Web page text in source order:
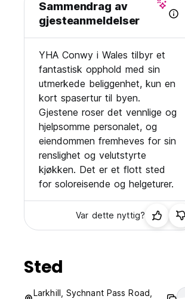
Sammendrag av
gjesteanmeldelser
YHA Conwy i Wales tilbyr et
fantastisk opphold med sin
utmerkede beliggenhet, kun en
kort spasertur til byen.
Gjestene roser det vennlige og
hjelpsomme personalet, og
eiendommen fremheves for sin
renslighet og velutstyrte
kjøkken. Det er et flott sted
for soloreisende og helgeturer.
Var dette nyttig?
Sted
Larkhill, Sychnant Pass Road,